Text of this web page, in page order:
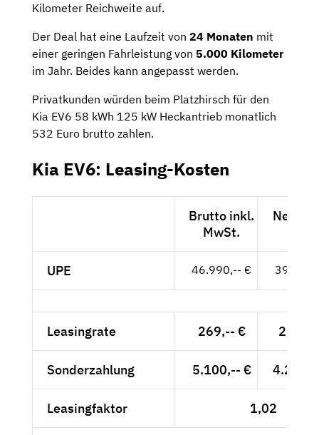
Kilometer Reichweite auf.
Der Deal hat eine Laufzeit von 24 Monaten mit
einer geringen Fahrleistung von 5.000 Kilometer
im Jahr. Beides kann angepasst werden.
Privatkunden würden beim Platzhirsch für den
Kia EV6 58 kWh 125 kW Heckantrieb monatlich
532 Euro brutto zahlen.
Kia EV6: Leasing-Kosten
Brutto inkl.
MwSt.
Netto
UPE 46.990,-- €
Leasingrate 269,-- €
Sonderzahlung 5.100,-- €
Leasingfaktor 1,02